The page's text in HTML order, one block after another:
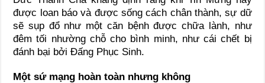
được loan báo và được sống cách chân thành, sự dữ
sẽ sụp đổ như một căn bệnh được chữa lành, như
đêm tối nhường chỗ cho bình minh, như cái chết bị
đánh bại bởi Đấng Phục Sinh.
Một sứ mạng hoàn toàn nhưng không